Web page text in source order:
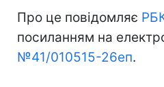
Про це повідомляє
посиланням на
№41/010515-26еп.